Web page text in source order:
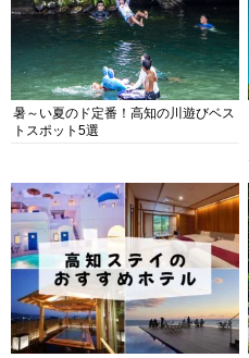
暑～い夏のド定番！高知の川遊びベス
トスポット5選